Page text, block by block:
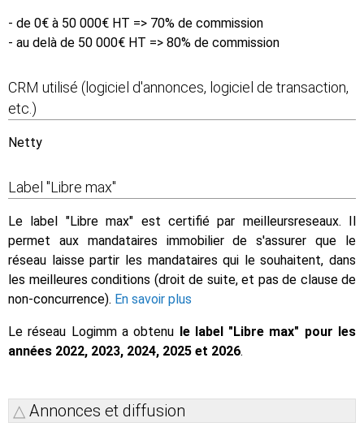
- de 0€ à 50 000€ HT => 70% de commission
- au delà de 50 000€ HT => 80% de commission
CRM utilisé (logiciel d'annonces, logiciel de transaction,
etc.)
Netty
Label "Libre max"
Le label "Libre max" est certifié par meilleursreseaux. Il
permet aux mandataires immobilier de s'assurer que le
réseau laisse partir les mandataires qui le souhaitent, dans
les meilleures conditions (droit de suite, et pas de clause de
non-concurrence). En savoir plus
Le réseau Logimm a obtenu le label "Libre max" pour les
années 2022, 2023, 2024, 2025 et 2026.
Annonces et diffusion